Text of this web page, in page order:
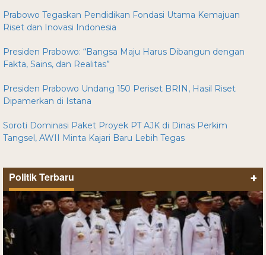
Prabowo Tegaskan Pendidikan Fondasi Utama Kemajuan
Riset dan Inovasi Indonesia
Presiden Prabowo: “Bangsa Maju Harus Dibangun dengan
Fakta, Sains, dan Realitas”
Presiden Prabowo Undang 150 Periset BRIN, Hasil Riset
Dipamerkan di Istana
Soroti Dominasi Paket Proyek PT AJK di Dinas Perkim
Tangsel, AWII Minta Kajari Baru Lebih Tegas
Politik Terbaru +